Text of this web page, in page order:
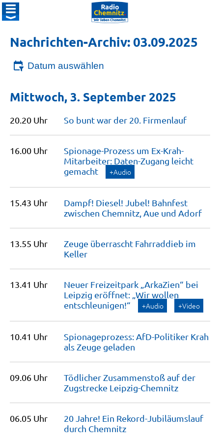
Nachrichten-Archiv: 03.09.2025
Datum auswählen
Mittwoch, 3. September 2025
20.20 Uhr So bunt war der 20. Firmenlauf
16.00 Uhr
Spionage-Prozess um Ex-Krah-
Mitarbeiter: Daten-Zugang leicht
gemacht
+Audio
15.43 Uhr
Dampf! Diesel! Jubel! Bahnfest
zwischen Chemnitz, Aue und Adorf
13.55 Uhr
Zeuge überrascht Fahrraddieb im
Keller
13.41 Uhr
Neuer Freizeitpark „ArkaZien“ bei
Leipzig eröffnet: „Wir wollen
entschleunigen!“
+Audio +Video
10.41 Uhr
Spionageprozess: AfD-Politiker Krah
als Zeuge geladen
09.06 Uhr
Tödlicher Zusammenstoß auf der
Zugstrecke Leipzig-Chemnitz
06.05 Uhr
20 Jahre! Ein Rekord-Jubiläumslauf
durch Chemnitz